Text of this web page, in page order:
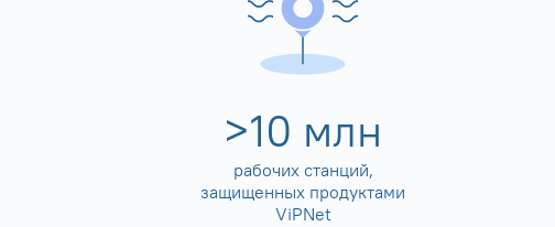
>10 млн
рабочих станций,
защищенных продуктами
ViPNet